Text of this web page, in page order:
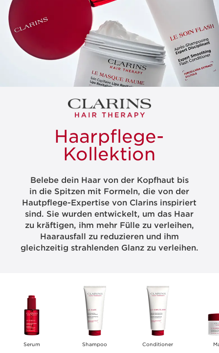
Haarpflege-
Kollektion
Belebe dein Haar von der Kopfhaut bis
in die Spitzen mit Formeln, die von der
Hautpflege-Expertise von Clarins inspiriert
sind. Sie wurden entwickelt, um das Haar
zu kräftigen, ihm mehr Fülle zu verleihen,
Haarausfall zu reduzieren und ihm
gleichzeitig strahlenden Glanz zu verleihen.
Serum Shampoo Conditioner